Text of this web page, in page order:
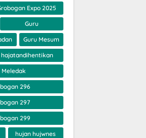
Expo 2025
Guru
Guru Mesum
hajatandihentikan
Meledak
296
297
299
hujan hujwnes